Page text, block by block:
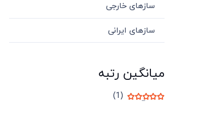
سازهای خارجی
سازهای ایرانی
میانگین رتبه
5
(1)